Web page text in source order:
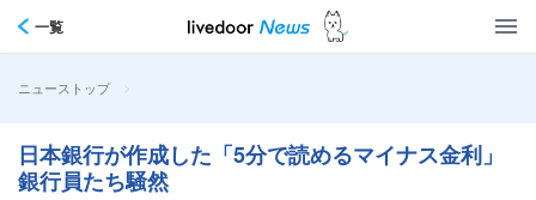
一覧
ニューストップ >
日本銀行が作成した「5分で読めるマイナス金利」
銀行員たち騒然